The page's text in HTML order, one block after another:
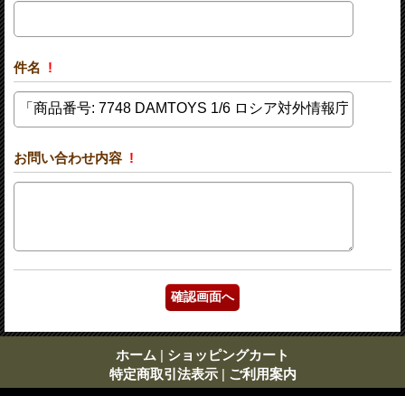
件名 !
お問い合わせ内容 !
ホーム | ショッピングカート
特定商取引法表示 | ご利用案内